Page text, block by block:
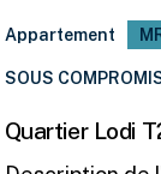
Appartement
SOUS
Quartier Lodi